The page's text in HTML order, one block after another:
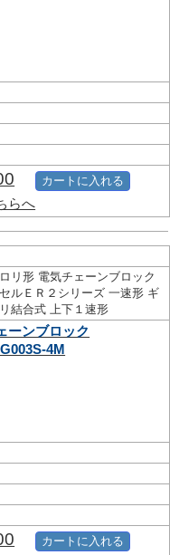
らへ
カートに入れる
リ形 電気チェーンブロック
ルＥＲ２シリーズ 一速形 ギ
結合式 上下１速形
ーンブロック
4M
カートに入れる